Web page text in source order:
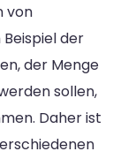
von
der
der Menge
sollen,
Daher ist